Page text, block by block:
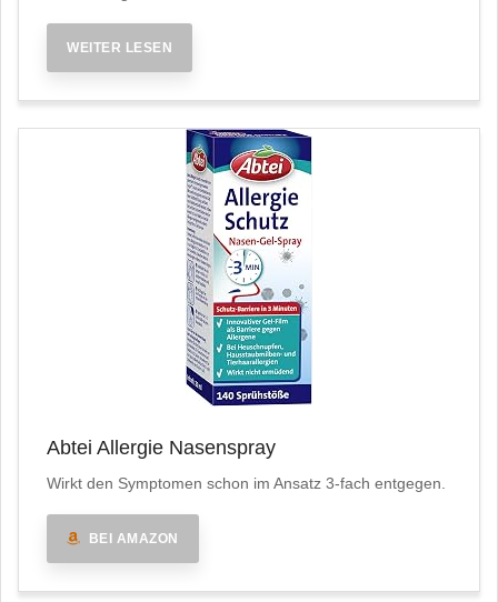
WEITER LESEN
Abtei Allergie Nasenspray
Wirkt den Symptomen schon im Ansatz 3-fach entgegen.
BEI AMAZON